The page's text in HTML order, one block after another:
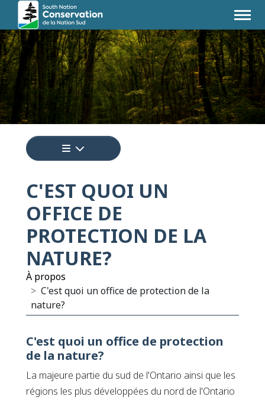
Appuyez pour afficher un menu de
C'EST QUOI UN
OFFICE DE
PROTECTION DE LA
NATURE?
À propos
C'est quoi un office de protection de la
nature?
C'est quoi un office de protection
de la nature?
La majeure partie du sud de l'Ontario ainsi que les
régions les plus développées du nord de l'Ontario